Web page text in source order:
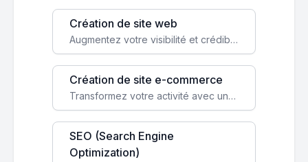
Création de site web
Augmentez votre visibilité et crédibilité en ligne avec un site web performant, conçu pour attirer plus de clients.
Création de site e-commerce
Transformez votre activité avec une boutique en ligne, accessible à l'échelle mondiale 24/7.
SEO (Search Engine
Optimization)